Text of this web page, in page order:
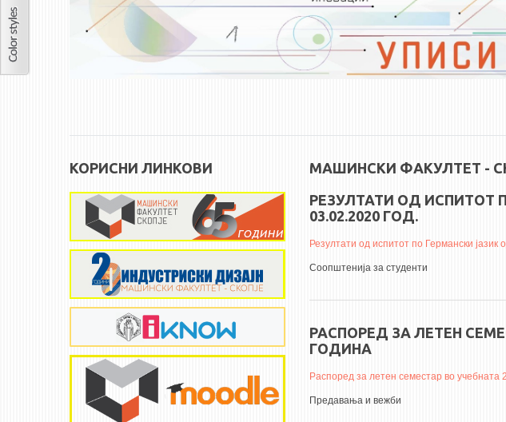
КОРИСНИ ЛИНКОВИ
МАШИНСКИ ФАКУЛТЕТ -
РЕЗУЛТАТИ ОД ИСПИТОТ
03.02.2020 ГОД.
Резултати од испитот по Германски
Соопштенија за студенти
РАСПОРЕД ЗА ЛЕТЕН
ГОДИНА
Распоред за летен семестар во учебната
Предавања и вежби